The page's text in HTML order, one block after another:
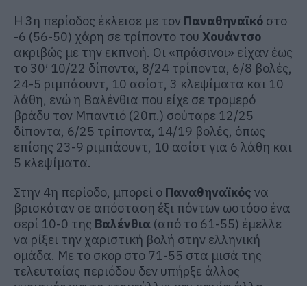
Η 3η περίοδος έκλεισε με τον Παναθηναϊκό στο
-6 (56-50) χάρη σε τρίποντο του Χουάντσο
ακριβώς με την εκπνοή. Οι «πράσινοι» είχαν έως
το 30′ 10/22 δίποντα, 8/24 τρίποντα, 6/8 βολές,
24-5 ριμπάουντ, 10 ασίστ, 3 κλεψίματα και 10
λάθη, ενώ η Βαλένθια που είχε σε τρομερό
βράδυ τον Μπαντιό (20π.) σούταρε 12/25
δίποντα, 6/25 τρίποντα, 14/19 βολές, όπως
επίσης 23-9 ριμπάουντ, 10 ασίστ για 6 λάθη και
5 κλεψίματα.
Στην 4η περίοδο, μπορεί ο Παναθηναϊκός να
βρισκόταν σε απόσταση έξι πόντων ωστόσο ένα
σερί 10-0 της Βαλένθια (από το 61-55) έμελλε
να ρίξει την χαριστική βολή στην ελληνική
ομάδα. Με το σκορ στο 71-55 στα μισά της
τελευταίας περιόδου δεν υπήρξε άλλος